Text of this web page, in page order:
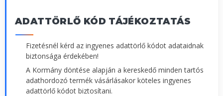
ADATTÖRLŐ KÓD TÁJÉKOZTATÁS
Fizetésnél kérd az ingyenes adattörlő kódot adataidnak
biztonsága érdekében!
A Kormány döntése alapján a kereskedő minden tartós
adathordozó termék vásárlásakor köteles ingyenes
adattörlő kódot biztosítani.